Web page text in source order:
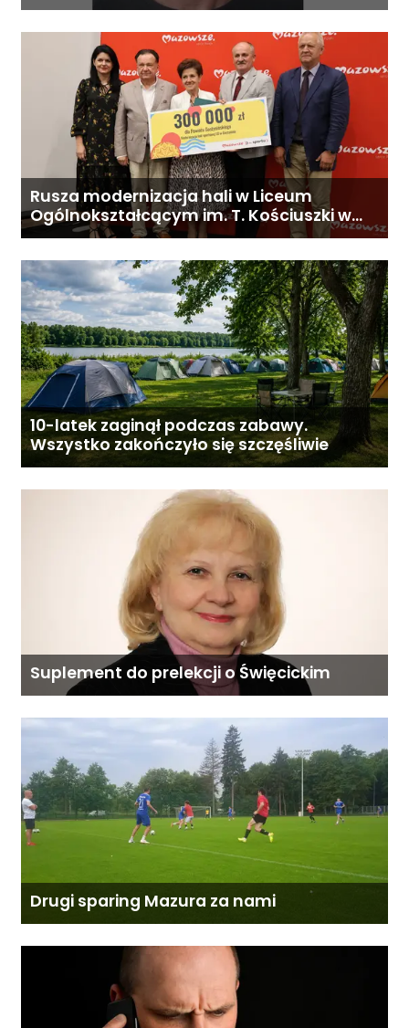
Rusza modernizacja hali w Liceum
Ogólnokształcącym im. T. Kościuszki w
Gostyninie
10-latek zaginął podczas zabawy.
Wszystko zakończyło się szczęśliwie
Suplement do prelekcji o Święcickim
Drugi sparing Mazura za nami